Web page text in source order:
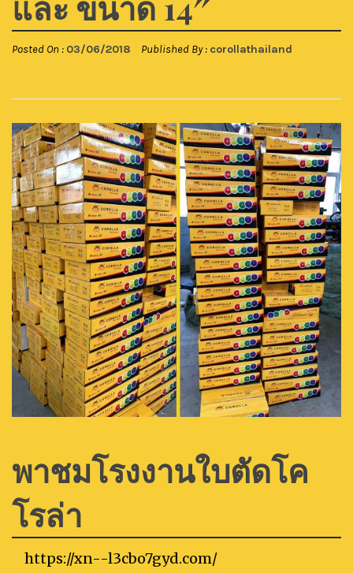
Posted On : 03/06/2018 Published By : corollathailand
พาชมโรงงานใบตัดโค
โรล่า
https://xn--l3cbo7gyd.com/